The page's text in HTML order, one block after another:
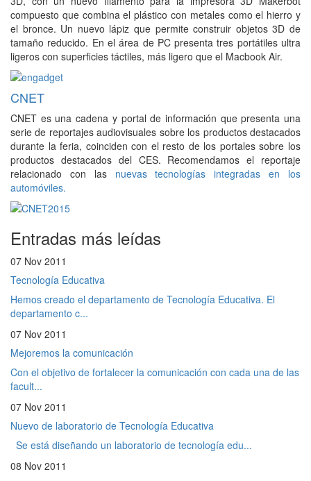
compuesto que combina el plástico con metales como el hierro y
el bronce. Un nuevo lápiz que permite construir objetos 3D de
tamaño reducido. En el área de PC presenta tres portátiles ultra
ligeros con superficies táctiles, más ligero que el Macbook Air.
CNET
CNET es una cadena y portal de información que presenta una
serie de reportajes audiovisuales sobre los productos destacados
durante la feria, coinciden con el resto de los portales sobre los
productos destacados del CES. Recomendamos el reportaje
relacionado con las nuevas tecnologías integradas en los
automóviles.
Entradas más leídas
07 Nov 2011
Tecnología Educativa
Hemos creado el departamento de Tecnología Educativa. El
departamento c...
07 Nov 2011
Mejoremos la comunicación
Con el objetivo de fortalecer la comunicación con cada una de las
facult...
07 Nov 2011
Nuevo de laboratorio de Tecnología Educativa
Se está diseñando un laboratorio de tecnología edu...
08 Nov 2011